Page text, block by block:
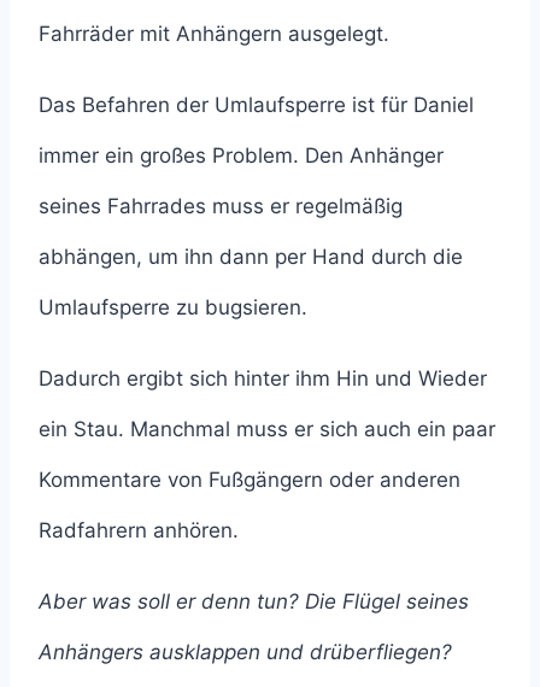
Fahrräder mit Anhängern ausgelegt.
Das Befahren der Umlaufsperre ist für Daniel
immer ein großes Problem. Den Anhänger
seines Fahrrades muss er regelmäßig
abhängen, um ihn dann per Hand durch die
Umlaufsperre zu bugsieren.
Dadurch ergibt sich hinter ihm Hin und Wieder
ein Stau. Manchmal muss er sich auch ein paar
Kommentare von Fußgängern oder anderen
Radfahrern anhören.
Aber was soll er denn tun? Die Flügel seines
Anhängers ausklappen und drüberfliegen?